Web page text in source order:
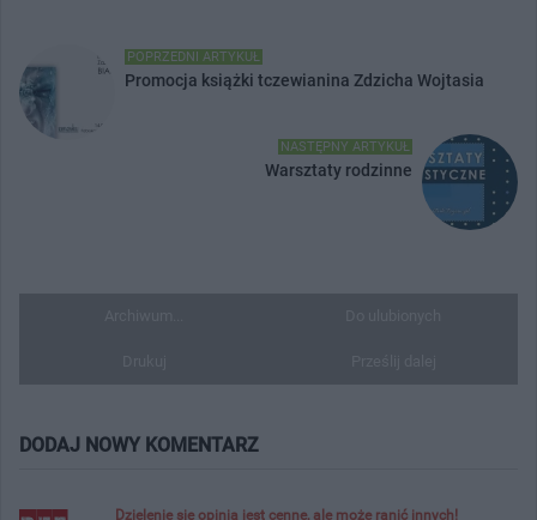
POPRZEDNI ARTYKUŁ
Promocja książki tczewianina Zdzicha Wojtasia
NASTĘPNY ARTYKUŁ
Warsztaty rodzinne
DODAJ NOWY KOMENTARZ
Dzielenie się opinią jest cenne, ale może ranić innych!